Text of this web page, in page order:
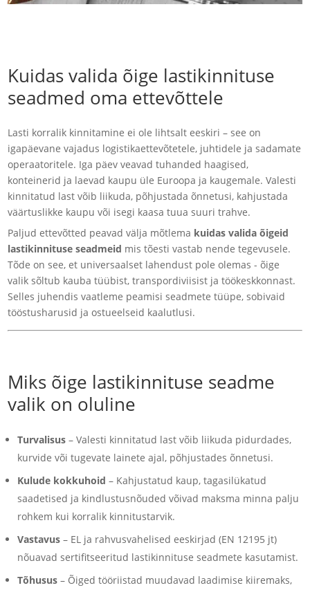
Kuidas valida õige lastikinnituse
seadmed oma ettevõttele
Lasti korralik kinnitamine ei ole lihtsalt eeskiri – see on
igapäevane vajadus logistikaettevõtetele, juhtidele ja sadamate
operaatoritele. Iga päev veavad tuhanded haagised,
konteinerid ja laevad kaupu üle Euroopa ja kaugemale. Valesti
kinnitatud last võib liikuda, põhjustada õnnetusi, kahjustada
väärtuslikke kaupu või isegi kaasa tuua suuri trahve.
Paljud ettevõtted peavad välja mõtlema kuidas valida õigeid
lastikinnituse seadmeid mis tõesti vastab nende tegevusele.
Tõde on see, et universaalset lahendust pole olemas - õige
valik sõltub kauba tüübist, transpordiviisist ja töökeskkonnast.
Selles juhendis vaatleme peamisi seadmete tüüpe, sobivaid
tööstusharusid ja ostueelseid kaalutlusi.
Miks õige lastikinnituse seadme
valik on oluline
Turvalisus – Valesti kinnitatud last võib liikuda pidurdades,
kurvide või tugevate lainete ajal, põhjustades õnnetusi.
Kulude kokkuhoid – Kahjustatud kaup, tagasilükatud
saadetised ja kindlustusnõuded võivad maksma minna palju
rohkem kui korralik kinnitustarvik.
Vastavus – EL ja rahvusvahelised eeskirjad (EN 12195 jt)
nõuavad sertifitseeritud lastikinnituse seadmete kasutamist.
Tõhusus – Õiged tööriistad muudavad laadimise kiiremaks,